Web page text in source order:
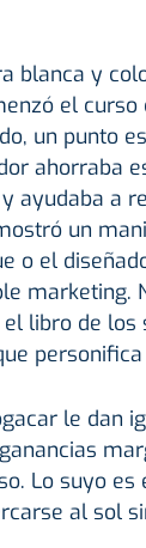
blanca y
el curso
un punto
ahorraba
ayudaba a
un
o el
marketing.
libro de los
personifica
le dan
Lo suyo
al sol